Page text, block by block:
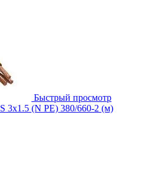
Быстрый просмотр
3х1.5 (N PE) 380/660-2 (м)